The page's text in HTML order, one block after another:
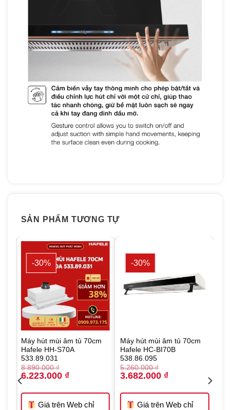
SẢN PHẨM TƯƠNG TỰ
-30%
Máy hút mùi âm tủ 70cm
Hafele HH-S70A
533.89.031
8.890.000₫
Original
price
8.890.000 ₫.
6.223.000 ₫Current
6.223.000 ₫.
Giá trên Web chỉ
-30%
Máy hút mùi âm tủ 70cm
Hafele HC-BI70B
538.86.095
5.260.000₫
Original
price
5.260.000 ₫.
3.682.000 ₫Current
3.682.000 ₫.
Giá trên Web chỉ